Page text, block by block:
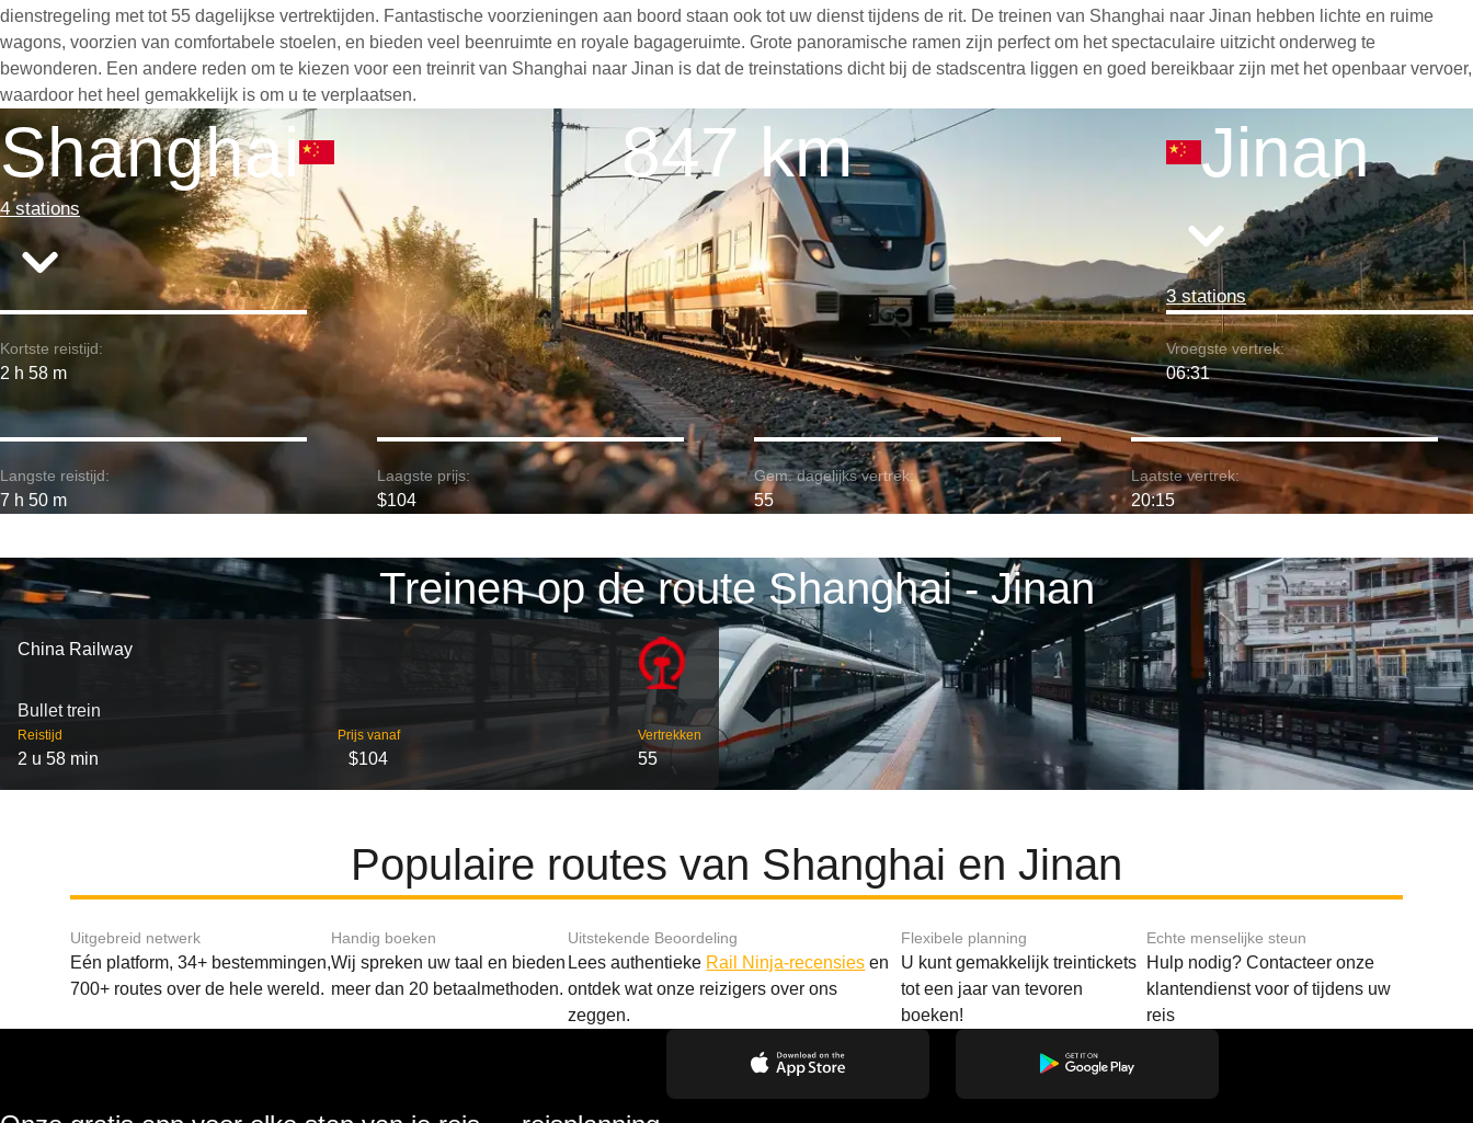
dienstregeling met tot 55 dagelijkse vertrektijden. Fantastische voorzieningen aan boord staan ook tot uw dienst tijdens de rit. De treinen van Shanghai naar Jinan hebben lichte en ruime
wagons, voorzien van comfortabele stoelen, en bieden veel beenruimte en royale bagageruimte. Grote panoramische ramen zijn perfect om het spectaculaire uitzicht onderweg te
bewonderen. Een andere reden om te kiezen voor een treinrit van Shanghai naar Jinan is dat de treinstations dicht bij de stadscentra liggen en goed bereikbaar zijn met het openbaar vervoer,
waardoor het heel gemakkelijk is om u te verplaatsen.
Shanghai
4 stations
847 km Jinan
3 stations
Kortste reistijd:
2 h 58 m
Vroegste vertrek:
06:31
Langste reistijd:
7 h 50 m
Laagste prijs:
$104
Gem. dagelijks vertrek:
55
Laatste vertrek:
20:15
Treinen op de route Shanghai - Jinan
China Railway
Bullet trein
Reistijd
2 u 58 min
Prijs vanaf
$104
Vertrekken
55
Populaire routes van Shanghai en Jinan
Uitgebreid netwerk
Eén platform, 34+ bestemmingen,
700+ routes over de hele wereld.
Handig boeken
Wij spreken uw taal en bieden
meer dan 20 betaalmethoden.
Uitstekende Beoordeling
Lees authentieke Rail Ninja-recensies en
ontdek wat onze reizigers over ons
zeggen.
Flexibele planning
U kunt gemakkelijk treintickets
tot een jaar van tevoren
boeken!
Echte menselijke steun
Hulp nodig? Contacteer onze
klantendienst voor of tijdens uw
reis